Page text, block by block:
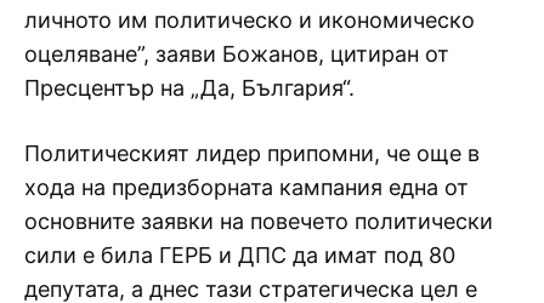
личното им политическо и икономическо
оцеляване”, заяви Божанов, цитиран от
Пресцентър на „Да, България“.
Политическият лидер припомни, че още в
хода на предизборната кампания една от
основните заявки на повечето политически
сили е била ГЕРБ и ДПС да имат под 80
депутата, а днес тази стратегическа цел е